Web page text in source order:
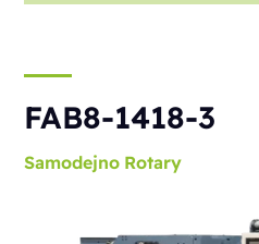
FAB8-1418-3
Samodejno Rotary